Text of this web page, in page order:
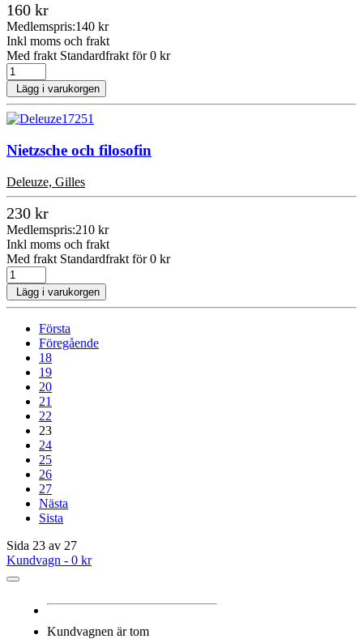
160 kr
Medlemspris:140 kr
Inkl moms och frakt
Med frakt Standardfrakt för 0 kr
Lägg i varukorgen
Nietzsche och filosofin
Deleuze, Gilles
230 kr
Medlemspris:210 kr
Inkl moms och frakt
Med frakt Standardfrakt för 0 kr
Lägg i varukorgen
Första
Föregående
18
19
20
21
22
23
24
25
26
27
Nästa
Sista
Sida 23 av 27
Kundvagn - 0 kr
Kundvagnen är tom